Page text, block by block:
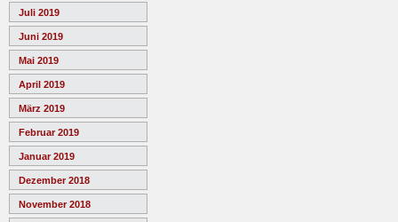
Juli 2019
Juni 2019
Mai 2019
April 2019
März 2019
Februar 2019
Januar 2019
Dezember 2018
November 2018